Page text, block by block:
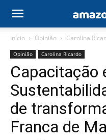
Início Opinião Carolina
Opinião Carolina Ricardo
Capacitação
de
Franca de